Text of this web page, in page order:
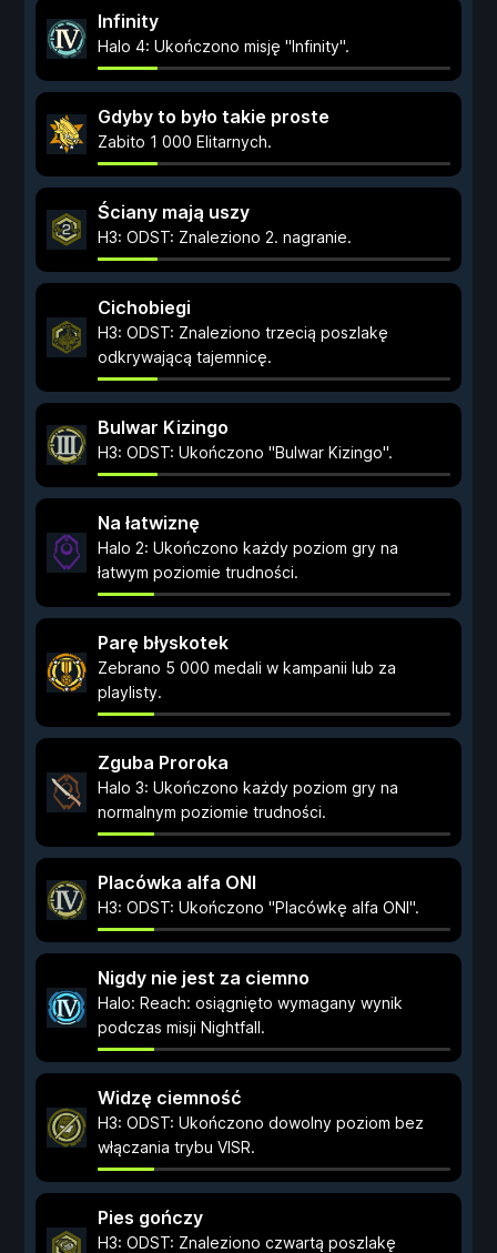
Infinity
Halo 4: Ukończono misję "Infinity".
Gdyby to było takie proste
Zabito 1 000 Elitarnych.
Ściany mają uszy
H3: ODST: Znaleziono 2. nagranie.
Cichobiegi
H3: ODST: Znaleziono trzecią poszlakę
odkrywającą tajemnicę.
Bulwar Kizingo
H3: ODST: Ukończono "Bulwar Kizingo".
Na łatwiznę
Halo 2: Ukończono każdy poziom gry na
łatwym poziomie trudności.
Parę błyskotek
Zebrano 5 000 medali w kampanii lub za
playlisty.
Zguba Proroka
Halo 3: Ukończono każdy poziom gry na
normalnym poziomie trudności.
Placówka alfa ONI
H3: ODST: Ukończono "Placówkę alfa ONI".
Nigdy nie jest za ciemno
Halo: Reach: osiągnięto wymagany wynik
podczas misji Nightfall.
Widzę ciemność
H3: ODST: Ukończono dowolny poziom bez
włączania trybu VISR.
Pies gończy
H3: ODST: Znaleziono czwartą poszlakę